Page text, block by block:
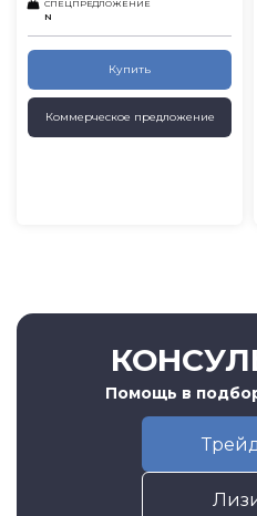
СПЕЦПРЕДЛОЖЕНИЕ
N
Купить
Коммерческое предложение
Помощь в